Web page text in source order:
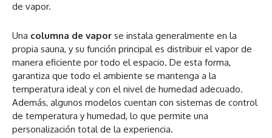
de vapor.
Una columna de vapor se instala generalmente en la
propia sauna, y su función principal es distribuir el vapor de
manera eficiente por todo el espacio. De esta forma,
garantiza que todo el ambiente se mantenga a la
temperatura ideal y con el nivel de humedad adecuado.
Además, algunos modelos cuentan con sistemas de control
de temperatura y humedad, lo que permite una
personalización total de la experiencia.